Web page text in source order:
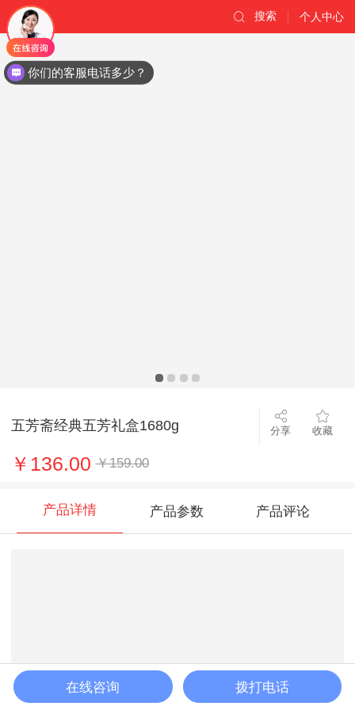
个人中心
搜索
五芳斋经典五芳礼盒1680g 分享 收藏
￥136.00 ￥159.00
产品详情 产品参数 产品评论
首页
加入购物车 立即购买
你们的客服电话多少？
在线咨询 拨打电话